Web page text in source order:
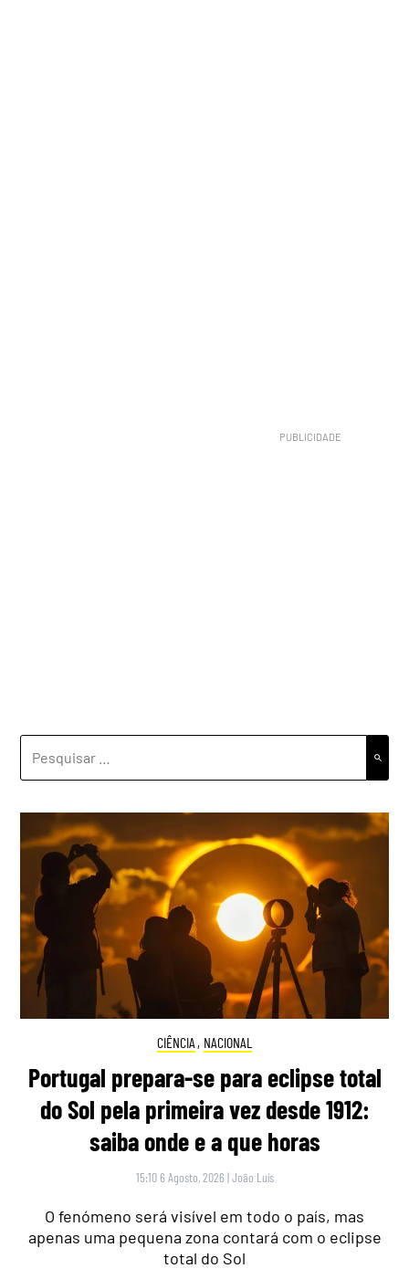
CIÊNCIA , NACIONAL
Portugal prepara-se para eclipse total
do Sol pela primeira vez desde 1912:
saiba onde e a que horas
15:10 6 Agosto, 2026 |João Luís
O fenómeno será visível em todo o país, mas
apenas uma pequena zona contará com o eclipse
total do Sol